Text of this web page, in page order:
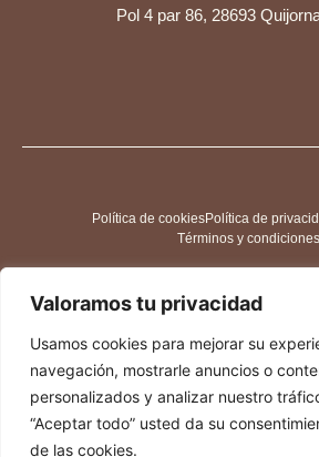
Valoramos tu privacidad
Usamos cookies para mejorar su
navegación, mostrarle anuncios o
personalizados y analizar nuestro
“Aceptar todo” usted da su
de las cookies.
Pol 4 par 86, 28693
Política de cookiesPolítica de
Términos y condiciones